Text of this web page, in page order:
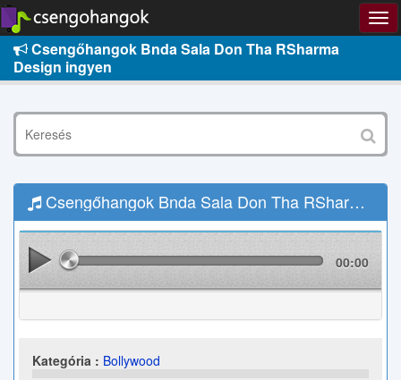
Csengőhangok Bnda Sala Don Tha RSharma
Design ingyen
Csengőhangok Bnda Sala Don Tha RSharma Design Letöltés
00:00
Kategória : Bollywood